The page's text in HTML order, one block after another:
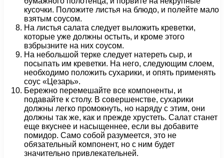
кусочки. Положите листья на блюдо, и полейте мало
взятым соусом.
На листья салата следует выложить креветки,
которые уже должны остыть, и кроме этого
взбрызните на них соусом.
На небольшой терке следует натереть сыр, и
посыпать им креветки. На него, следующим слоем,
необходимо положить сухарики, и опять применять
соус «Цезарь».
Бережно перемешайте все компоненты, и
подавайте к столу. В совершенстве, сухарики
должны легко промокнуть, но наряду с этим, они
должны так же, как и прежде хрустеть. Салат станет
еще вкуснее и насыщеннее, если вы добавите
помидор. Само собой разумеется, это не
обязательный компонент, но с ним будет
значительно привлекательней.